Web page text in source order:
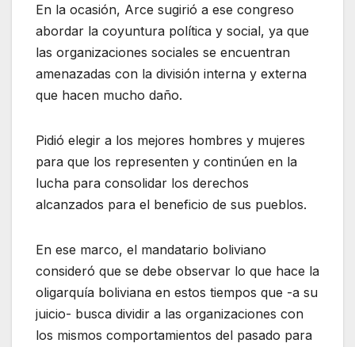
En la ocasión, Arce sugirió a ese congreso
abordar la coyuntura política y social, ya que
las organizaciones sociales se encuentran
amenazadas con la división interna y externa
que hacen mucho daño.
Pidió elegir a los mejores hombres y mujeres
para que los representen y continúen en la
lucha para consolidar los derechos
alcanzados para el beneficio de sus pueblos.
En ese marco, el mandatario boliviano
consideró que se debe observar lo que hace la
oligarquía boliviana en estos tiempos que -a su
juicio- busca dividir a las organizaciones con
los mismos comportamientos del pasado para